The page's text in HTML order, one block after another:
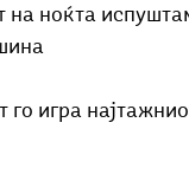
на ноќта
го игра